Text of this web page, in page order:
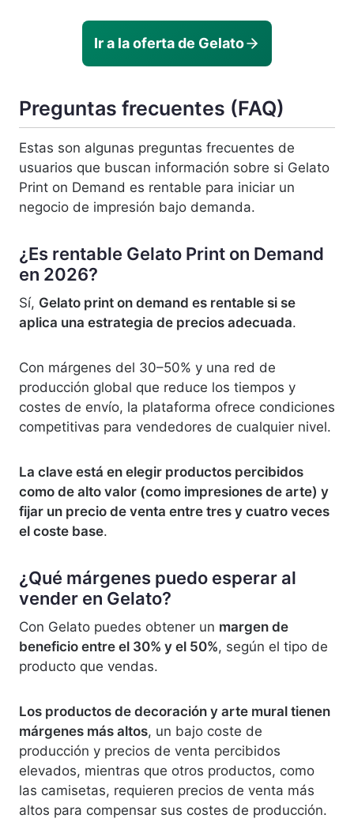
Ir a la oferta de Gelato
Preguntas frecuentes (FAQ)
Estas son algunas preguntas frecuentes de
usuarios que buscan información sobre si Gelato
Print on Demand es rentable para iniciar un
negocio de impresión bajo demanda.
¿Es rentable Gelato Print on Demand
en 2026?
Sí, Gelato print on demand es rentable si se
aplica una estrategia de precios adecuada.
Con márgenes del 30–50% y una red de
producción global que reduce los tiempos y
costes de envío, la plataforma ofrece condiciones
competitivas para vendedores de cualquier nivel.
La clave está en elegir productos percibidos
como de alto valor (como impresiones de arte) y
fijar un precio de venta entre tres y cuatro veces
el coste base.
¿Qué márgenes puedo esperar al
vender en Gelato?
Con Gelato puedes obtener un margen de
beneficio entre el 30% y el 50%, según el tipo de
producto que vendas.
Los productos de decoración y arte mural tienen
márgenes más altos, un bajo coste de
producción y precios de venta percibidos
elevados, mientras que otros productos, como
las camisetas, requieren precios de venta más
altos para compensar sus costes de producción.